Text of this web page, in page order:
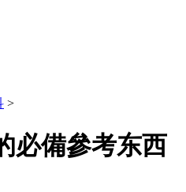
>
必備參考东西